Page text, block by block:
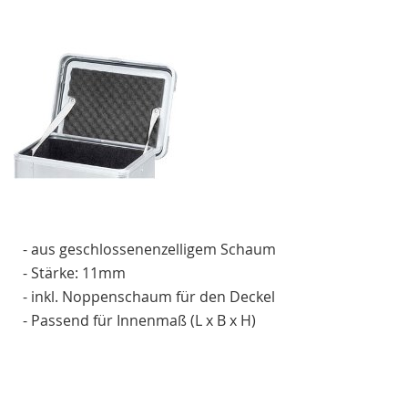
- aus geschlossenenzelligem Schaum
- Stärke: 11mm
- inkl. Noppenschaum für den Deckel
- Passend für Innenmaß (L x B x H)